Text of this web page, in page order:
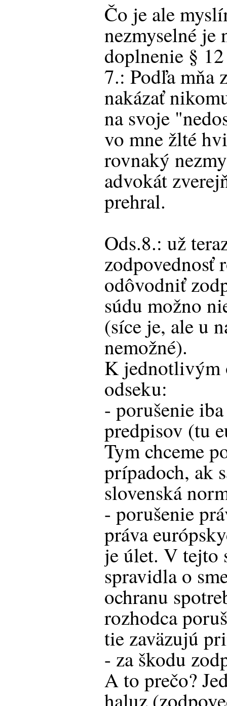
Čo je ale
nezmyselné je
doplnenie §
7.: Podľa mňa
nakázať
na svoje
vo mne žlté
rovnaký
advokát
prehral.
Ods.8.: už
zodpovednosť
odôvodniť
súdu možno
(síce je, ale u
nemožné).
K jednotlivým
odseku:
- porušenie
predpisov (tu
Tym chceme
prípadoch, ak
slovenská
- porušenie
práva
je úlet. V tejto
spravidla o
ochranu
rozhodca
tie zaväzujú
- za škodu
A to prečo?
haluz